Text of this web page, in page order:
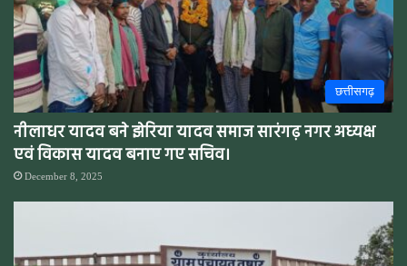
छत्तीसगढ़
नीलाधर यादव बने झेरिया यादव समाज सारंगढ़ नगर अध्यक्ष
एवं विकास यादव बनाए गए सचिव।
December 8, 2025